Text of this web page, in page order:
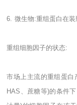
6. 微生物:重组蛋白在装
重组细胞因子的状态:
市场上主流的重组蛋白
HAS 、蔗糖等)的条件